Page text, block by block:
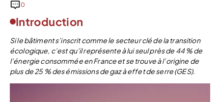
0
Introduction
Si le bâtiment s’inscrit comme le secteur clé de la transition
écologique, c’est qu’il représente à lui seul près de 44 % de
l’énergie consommée en France et se trouve à l’origine de
plus de 25 % des émissions de gaz à effet de serre (GES).